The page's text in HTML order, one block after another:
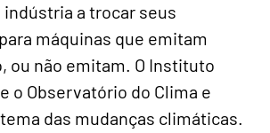
indústria a trocar seus
máquinas que emitam
ou não emitam. O Instituto
o Observatório do Clima e
das mudanças climáticas.